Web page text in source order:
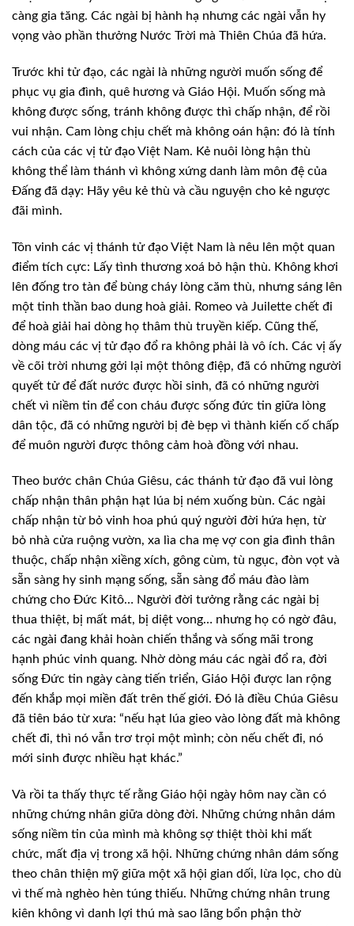
càng gia tăng. Các ngài bị hành hạ nhưng các ngài vẫn hy
vọng vào phần thưởng Nước Trời mà Thiên Chúa đã hứa.
Trước khi tử đạo, các ngài là những người muốn sống để
phục vụ gia đình, quê hương và Giáo Hội. Muốn sống mà
không được sống, tránh không được thì chấp nhận, để rồi
vui nhận. Cam lòng chịu chết mà không oán hận: đó là tính
cách của các vị tử đạo Việt Nam. Kẻ nuôi lòng hận thù
không thể làm thánh vì không xứng danh làm môn đệ của
Đấng đã dạy: Hãy yêu kẻ thù và cầu nguyện cho kẻ ngược
đãi mình.
Tôn vinh các vị thánh tử đạo Việt Nam là nêu lên một quan
điểm tích cực: Lấy tình thương xoá bỏ hận thù. Không khơi
lên đống tro tàn để bùng cháy lòng căm thù, nhưng sáng lên
một tinh thần bao dung hoà giải. Romeo và Juilette chết đi
để hoà giải hai dòng họ thâm thù truyền kiếp. Cũng thế,
dòng máu các vị tử đạo đổ ra không phải là vô ích. Các vị ấy
về cõi trời nhưng gởi lại một thông điệp, đã có những người
quyết tử để đất nước được hồi sinh, đã có những người
chết vì niềm tin để con cháu được sống đức tin giữa lòng
dân tộc, đã có những người bị đè bẹp vì thành kiến cố chấp
để muôn người được thông cảm hoà đồng với nhau.
Theo bước chân Chúa Giêsu, các thánh tử đạo đã vui lòng
chấp nhận thân phận hạt lúa bị ném xuống bùn. Các ngài
chấp nhận từ bỏ vinh hoa phú quý người đời hứa hẹn, từ
bỏ nhà cửa ruộng vườn, xa lìa cha mẹ vợ con gia đình thân
thuộc, chấp nhận xiềng xích, gông cùm, tù ngục, đòn vọt và
sẵn sàng hy sinh mạng sống, sẵn sàng đổ máu đào làm
chứng cho Đức Kitô… Người đời tưởng rằng các ngài bị
thua thiệt, bị mất mát, bị diệt vong… nhưng họ có ngờ đâu,
các ngài đang khải hoàn chiến thắng và sống mãi trong
hạnh phúc vinh quang. Nhờ dòng máu các ngài đổ ra, đời
sống Đức tin ngày càng tiến triển, Giáo Hội được lan rộng
đến khắp mọi miền đất trên thế giới. Đó là điều Chúa Giêsu
đã tiên báo từ xưa: “nếu hạt lúa gieo vào lòng đất mà không
chết đi, thì nó vẫn trơ trọi một mình; còn nếu chết đi, nó
mới sinh được nhiều hạt khác.”
Và rồi ta thấy thực tế rằng Giáo hội ngày hôm nay cần có
những chứng nhân giữa dòng đời. Những chứng nhân dám
sống niềm tin của mình mà không sợ thiệt thòi khi mất
chức, mất địa vị trong xã hội. Những chứng nhân dám sống
theo chân thiện mỹ giữa một xã hội gian dối, lừa lọc, cho dù
vì thế mà nghèo hèn túng thiếu. Những chứng nhân trung
kiên không vì danh lợi thú mà sao lãng bổn phận thờ